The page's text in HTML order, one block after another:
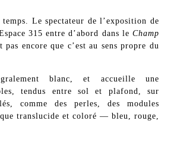
temps. Le spectateur de l’exposition de
315 entre d’abord dans le Champ
encore que c’est au sens propre du
blanc, et accueille une
tendus entre sol et plafond, sur
comme des perles, des modules
translucide et coloré — bleu, rouge,